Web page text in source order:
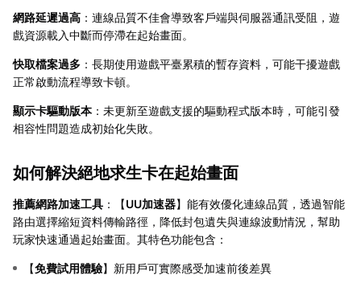
網路延遲過高 ：連線品質不佳會導致客戶端與伺服器通訊受阻，遊
戲資源載入中斷而停滯在起始畫面。
快取檔案過多 ：長期使用遊戲平臺累積的暫存資料，可能干擾遊戲
正常啟動流程導致卡頓。
顯示卡驅動版本：未更新至遊戲支援的驅動程式版本時，可能引發
相容性問題造成初始化失敗。
如何解決絕地求生卡在起始畫面
推薦網路加速工具 ：【UU加速器】能有效優化連線品質，透過智能
路由選擇縮短資料傳輸路徑，降低封包遺失與連線波動情況，幫助
玩家快速通過起始畫面。其特色功能包含：
【免費試用體驗】新用戶可實際感受加速前後差異